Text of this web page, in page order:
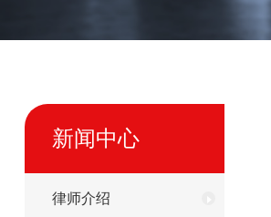
新闻中心
律师介绍